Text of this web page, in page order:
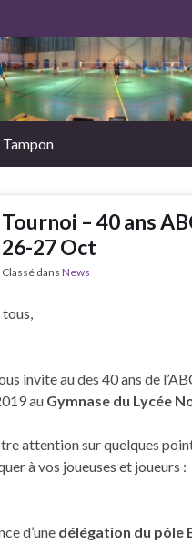
Search for:
Tampon
Tournoi – 40 ans
26-27 Oct
Classé dans News
invite au des 40 ans de
au Gymnase du Lycée
attention sur quelques
à vos joueuses et joueurs :
d’une délégation du pôle